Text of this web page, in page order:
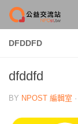
Skip to content
DFDDFD
dfddfd
BY NPOST 編輯室 ·